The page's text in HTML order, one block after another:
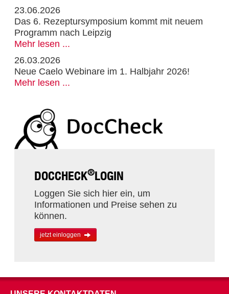
23.06.2026
Das 6. Rezeptursymposium kommt mit neuem
Programm nach Leipzig
Mehr lesen ...
26.03.2026
Neue Caelo Webinare im 1. Halbjahr 2026!
Mehr lesen ...
DOCCHECK®LOGIN
Loggen Sie sich hier ein, um
Informationen und Preise sehen zu
können.
jetzt einloggen